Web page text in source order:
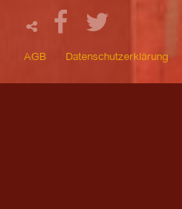
AGB Datenschutzerklärung